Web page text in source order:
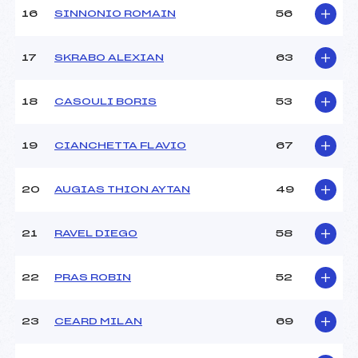
Pénalité appliquée :
121.9600
16 SINNONIO ROMAIN 56
17 SKRABO ALEXIAN 63
18 CASOULI BORIS 53
19 CIANCHETTA FLAVIO 67
20 AUGIAS THION AYTAN 49
21 RAVEL DIEGO 58
22 PRAS ROBIN 52
23 CEARD MILAN 69